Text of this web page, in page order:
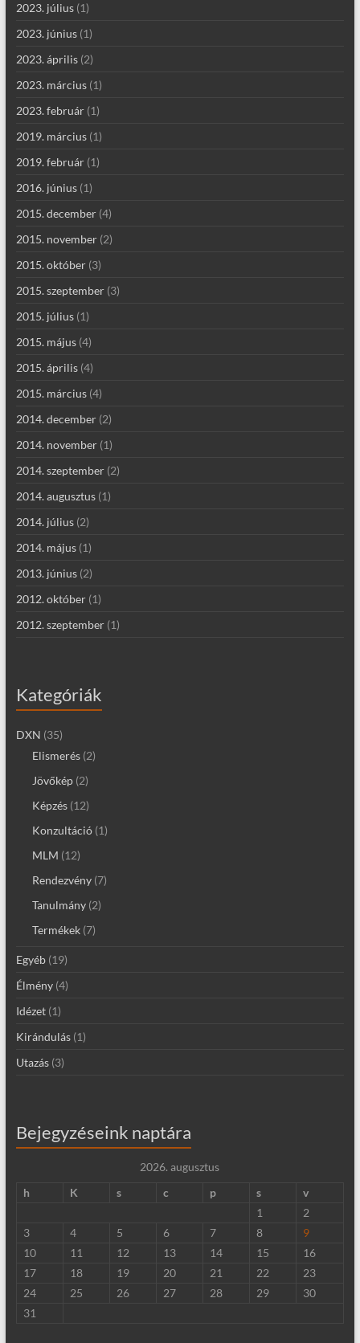
2023. július(1)
2023. június(1)
2023. április(2)
2023. március(1)
2023. február(1)
2019. március(1)
2019. február(1)
2016. június(1)
2015. december(4)
2015. november(2)
2015. október(3)
2015. szeptember(3)
2015. július(1)
2015. május(4)
2015. április(4)
2015. március(4)
2014. december(2)
2014. november(1)
2014. szeptember(2)
2014. augusztus(1)
2014. július(2)
2014. május(1)
2013. június(2)
2012. október(1)
2012. szeptember(1)
Kategóriák
DXN (35)
Elismerés(2)
Jövőkép(2)
Képzés(12)
Konzultáció(1)
MLM (12)
Rendezvény(7)
Tanulmány(2)
Termékek(7)
Egyéb(19)
Élmény(4)
Idézet(1)
Kirándulás(1)
Utazás(3)
Bejegyzéseink naptára
2026. augusztus
h
K s c p s
v
1
2
3
4 5 6 7 8
9
10
11 12 13 14 15
16
17
18 19 20 21 22
23
24
25 26 27 28 29
30
31